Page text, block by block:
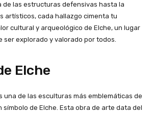
de las estructuras defensivas hasta la
artísticos, cada hallazgo cimenta tu
cultural y arqueológico de Elche, un lugar
ser explorado y valorado por todos.
Elche
una de las esculturas más emblemáticas de
símbolo de Elche. Esta obra de arte data del